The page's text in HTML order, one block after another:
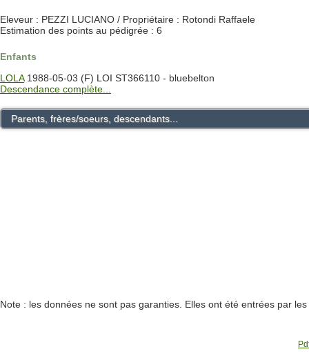
Eleveur : PEZZI LUCIANO / Propriétaire : Rotondi Raffaele
Estimation des points au pédigrée : 6
Enfants
LOLA1988-05-03 (F) LOI ST366110 - bluebelton
Descendance complète...
Parents, frères/soeurs, descendants...
Note : les données ne sont pas garanties. Elles ont été entrées par